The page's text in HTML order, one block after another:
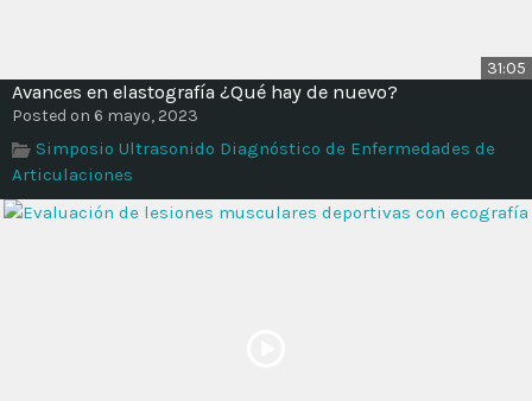
31:05
Avances en elastografía ¿Qué hay de nuevo?
Posted on 6 mayo, 2023
Simposio Ultrasonido Diagnóstico de Enfermedades de
Articulaciones